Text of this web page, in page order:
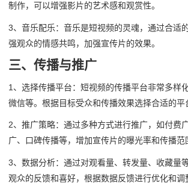
制作，可以增强影片的艺术感和观赏性。
3、音乐配乐：音乐是短视频的灵魂，通过合适
强观众的情感共鸣，加强宣传片的效果。
三、传播与推广
1、选择传播平台：短视频的传播平台非常多样
微信等。根据目标受众和传播效果选择合适的平
2、推广策略：通过多种方式进行推广，如付费
广、口碑传播等，增加宣传片的曝光率和传播范
3、数据分析：通过对观看量、转发量、收藏量
观众的反馈和喜好，根据数据反馈进行优化和调